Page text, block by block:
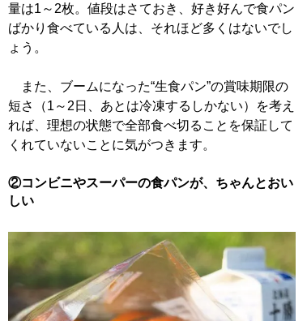
量は1～2枚。値段はさておき、好き好んで食パン
ばかり食べている人は、それほど多くはないでし
ょう。
また、ブームになった“生食パン”の賞味期限の
短さ（1～2日、あとは冷凍するしかない）を考え
れば、理想の状態で全部食べ切ることを保証して
くれていないことに気がつきます。
②コンビニやスーパーの食パンが、ちゃんとおい
しい